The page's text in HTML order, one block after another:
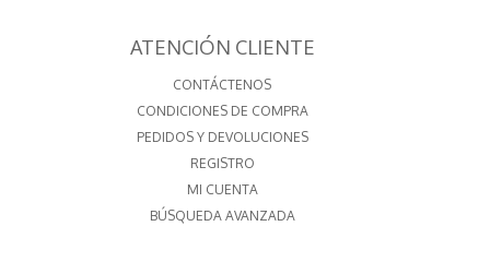
ATENCIÓN CLIENTE
CONTÁCTENOS
CONDICIONES DE COMPRA
PEDIDOS Y DEVOLUCIONES
REGISTRO
MI CUENTA
BÚSQUEDA AVANZADA